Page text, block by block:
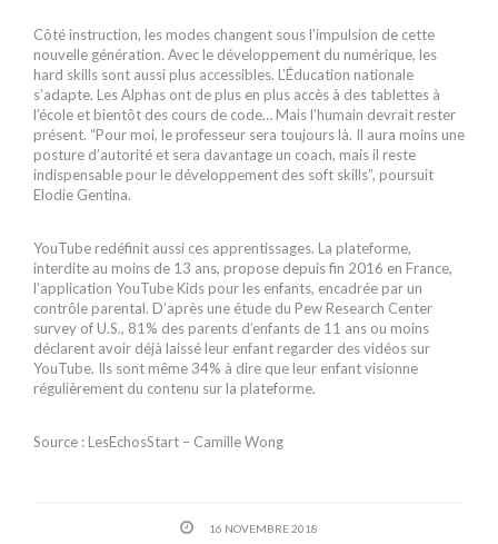
Côté instruction, les modes changent sous l’impulsion de cette
nouvelle génération. Avec le développement du numérique, les
hard skills sont aussi plus accessibles. L’Éducation nationale
s’adapte. Les Alphas ont de plus en plus accès à des tablettes à
l’école et bientôt des cours de code… Mais l’humain devrait rester
présent. “Pour moi, le professeur sera toujours là. Il aura moins une
posture d’autorité et sera davantage un coach, mais il reste
indispensable pour le développement des soft skills”, poursuit
Elodie Gentina.
YouTube redéfinit aussi ces apprentissages. La plateforme,
interdite au moins de 13 ans, propose depuis fin 2016 en France,
l’application YouTube Kids pour les enfants, encadrée par un
contrôle parental. D’après une étude du Pew Research Center
survey of U.S., 81% des parents d’enfants de 11 ans ou moins
déclarent avoir déjà laissé leur enfant regarder des vidéos sur
YouTube. Ils sont même 34% à dire que leur enfant visionne
régulièrement du contenu sur la plateforme.
Source : LesEchosStart – Camille Wong
16 NOVEMBRE 2018